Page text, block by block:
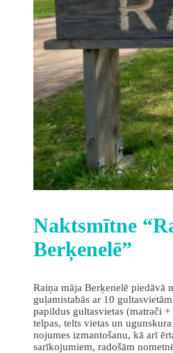
Naktsmītne
Berķenelē”
Raiņa māja Berķenelē piedāvā
guļamistabās ar 10
papildus gultasvietas (matrači
telpas, telts vietas un
nojumes izmantošanu, kā arī
sarīkojumiem, radošām